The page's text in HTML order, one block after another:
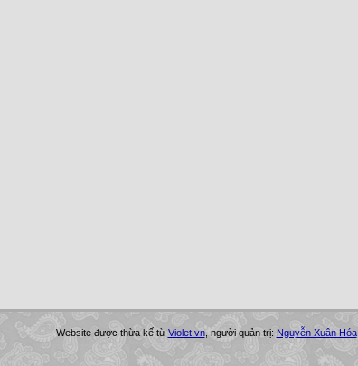
Website được thừa kế từ Violet.vn, người quản trị: Nguyễn Xuân Hóa